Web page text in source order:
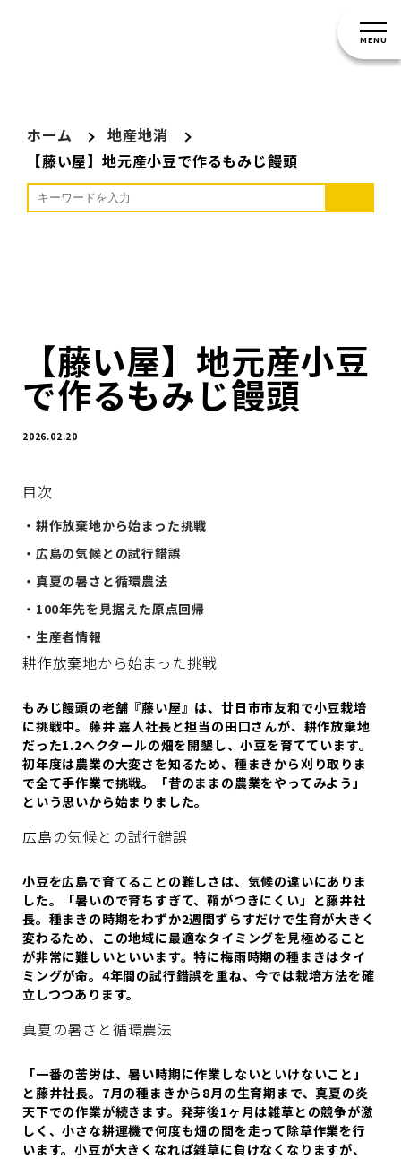
MENU
ホーム
地産地消
【藤い屋】地元産小豆で作るもみじ饅頭
【藤い屋】地元産小豆
で作るもみじ饅頭
2026.02.20
目次
・耕作放棄地から始まった挑戦
・広島の気候との試行錯誤
・真夏の暑さと循環農法
・100年先を見据えた原点回帰
・生産者情報
耕作放棄地から始まった挑戦
もみじ饅頭の老舗『藤い屋』は、廿日市市友和で小豆栽培
に挑戦中。藤井 嘉人社長と担当の田口さんが、耕作放棄地
だった1.2ヘクタールの畑を開墾し、小豆を育てています。
初年度は農業の大変さを知るため、種まきから刈り取りま
で全て手作業で挑戦。「昔のままの農業をやってみよう」
という思いから始まりました。
広島の気候との試行錯誤
小豆を広島で育てることの難しさは、気候の違いにありま
した。「暑いので育ちすぎて、鞘がつきにくい」と藤井社
長。種まきの時期をわずか2週間ずらすだけで生育が大きく
変わるため、この地域に最適なタイミングを見極めること
が非常に難しいといいます。特に梅雨時期の種まきはタイ
ミングが命。4年間の試行錯誤を重ね、今では栽培方法を確
立しつつあります。
真夏の暑さと循環農法
「一番の苦労は、暑い時期に作業しないといけないこと」
と藤井社長。7月の種まきから8月の生育期まで、真夏の炎
天下での作業が続きます。発芽後1ヶ月は雑草との競争が激
しく、小さな耕運機で何度も畑の間を走って除草作業を行
います。小豆が大きくなれば雑草に負けなくなりますが、